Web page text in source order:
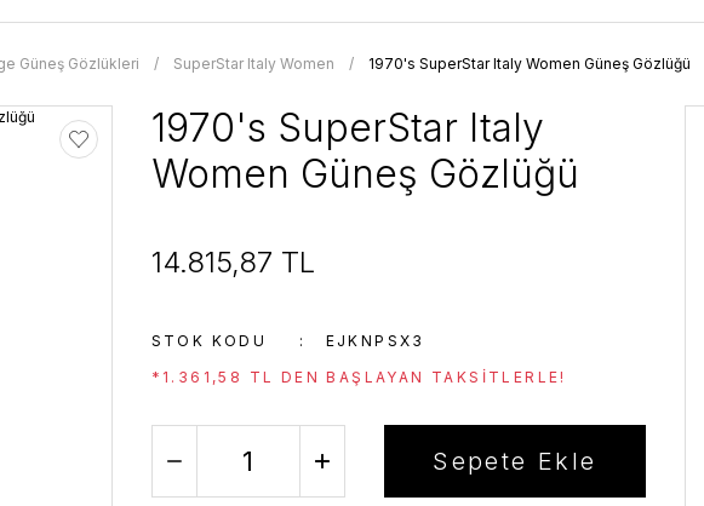
Güneş Gözlükleri SuperStar Italy Women 1970's SuperStar Italy Women Güneş Gözlüğü
1970's SuperStar Italy
Women Güneş Gözlüğü
14.815,87 TL
STOK KODU
EJKNPSX3
*1.361,58 TL DEN BAŞLAYAN TAKSITLERLE!
Sepete Ekle